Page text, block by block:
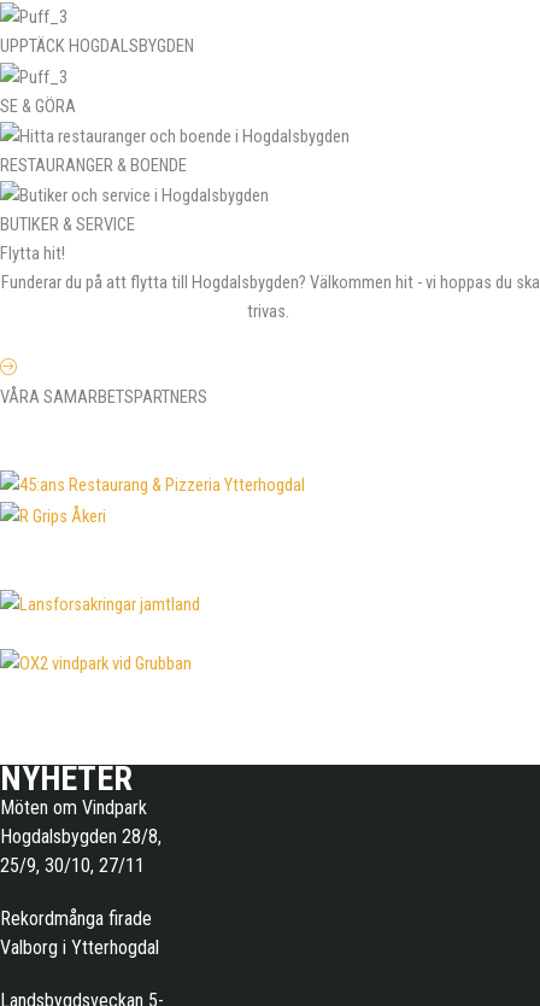
UPPTÄCK HOGDALSBYGDEN
SE & GÖRA
RESTAURANGER & BOENDE
BUTIKER & SERVICE
Flytta hit!
Funderar du på att flytta till Hogdalsbygden? Välkommen hit - vi hoppas du ska
trivas.
VÅRA SAMARBETSPARTNERS
NYHETER
Möten om Vindpark
Hogdalsbygden 28/8,
25/9, 30/10, 27/11
Rekordmånga firade
Valborg i Ytterhogdal
Landsbygdsveckan 5-